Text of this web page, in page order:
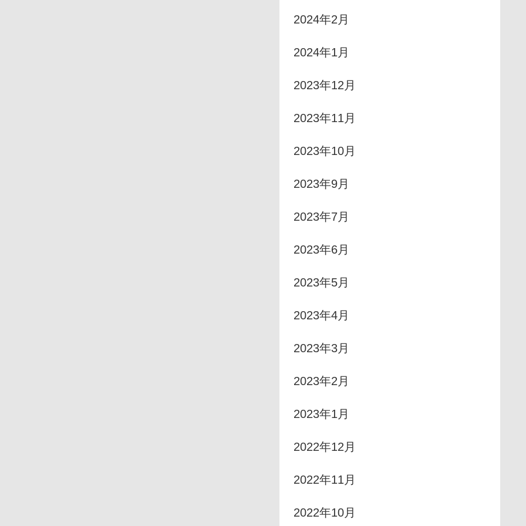
2024年2月
2024年1月
2023年12月
2023年11月
2023年10月
2023年9月
2023年7月
2023年6月
2023年5月
2023年4月
2023年3月
2023年2月
2023年1月
2022年12月
2022年11月
2022年10月